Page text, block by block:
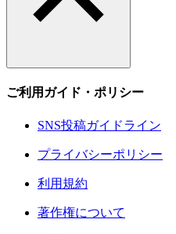
ご利用ガイド・ポリシー
SNS投稿ガイドライン
プライバシーポリシー
利用規約
著作権について